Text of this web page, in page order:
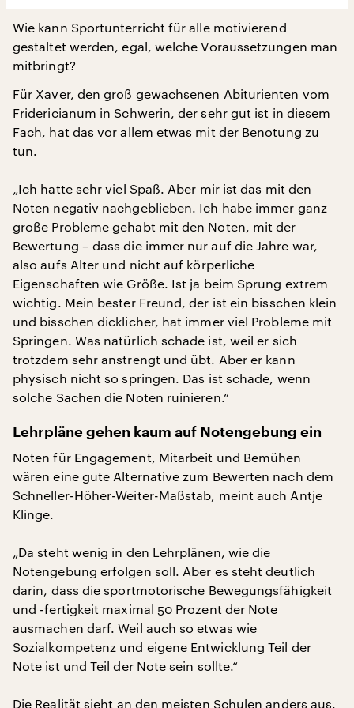
Wie kann Sportunterricht für alle motivierend
gestaltet werden, egal, welche Voraussetzungen man
mitbringt?
Für Xaver, den groß gewachsenen Abiturienten vom
Fridericianum in Schwerin, der sehr gut ist in diesem
Fach, hat das vor allem etwas mit der Benotung zu
tun.
„Ich hatte sehr viel Spaß. Aber mir ist das mit den
Noten negativ nachgeblieben. Ich habe immer ganz
große Probleme gehabt mit den Noten, mit der
Bewertung – dass die immer nur auf die Jahre war,
also aufs Alter und nicht auf körperliche
Eigenschaften wie Größe. Ist ja beim Sprung extrem
wichtig. Mein bester Freund, der ist ein bisschen klein
und bisschen dicklicher, hat immer viel Probleme mit
Springen. Was natürlich schade ist, weil er sich
trotzdem sehr anstrengt und übt. Aber er kann
physisch nicht so springen. Das ist schade, wenn
solche Sachen die Noten ruinieren.“
Lehrpläne gehen kaum auf Notengebung ein
Noten für Engagement, Mitarbeit und Bemühen
wären eine gute Alternative zum Bewerten nach dem
Schneller-Höher-Weiter-Maßstab, meint auch Antje
Klinge.
„Da steht wenig in den Lehrplänen, wie die
Notengebung erfolgen soll. Aber es steht deutlich
darin, dass die sportmotorische Bewegungsfähigkeit
und -fertigkeit maximal 50 Prozent der Note
ausmachen darf. Weil auch so etwas wie
Sozialkompetenz und eigene Entwicklung Teil der
Note ist und Teil der Note sein sollte.“
Die Realität sieht an den meisten Schulen anders aus.